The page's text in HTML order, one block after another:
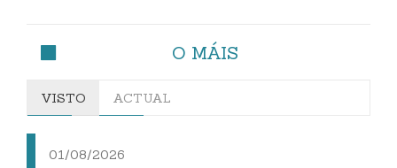
O MÁIS
VISTO ACTUAL
01/08/2026